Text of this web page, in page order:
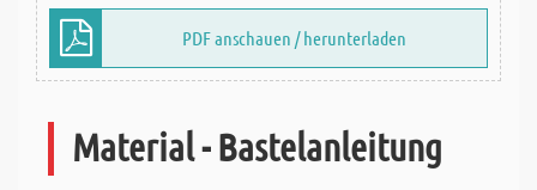
PDF anschauen / herunterladen
Material - Bastelanleitung